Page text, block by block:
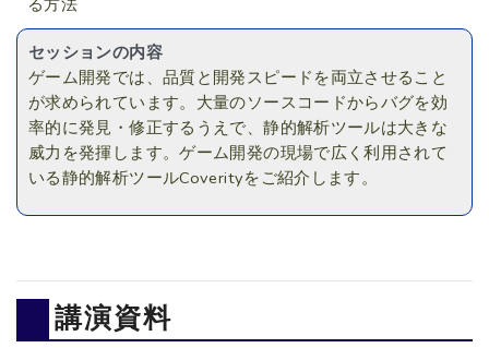
る方法
セッションの内容
ゲーム開発では、品質と開発スピードを両立させること
が求められています。大量のソースコードからバグを効
率的に発見・修正するうえで、静的解析ツールは大きな
威力を発揮します。ゲーム開発の現場で広く利用されて
いる静的解析ツールCoverityをご紹介します。
講演資料